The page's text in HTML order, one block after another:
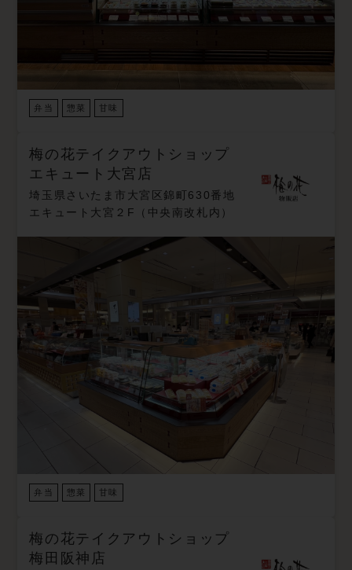
弁当 惣菜 甘味
梅の花テイクアウトショップ
エキュート大宮店
埼玉県さいたま市大宮区錦町630番地
エキュート大宮２F（中央南改札内）
弁当 惣菜 甘味
梅の花テイクアウトショップ
梅田阪神店